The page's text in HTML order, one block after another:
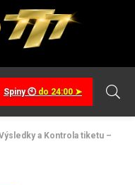
Spiny 🕙do 24:00 ➤
a Kontrola tiketu –